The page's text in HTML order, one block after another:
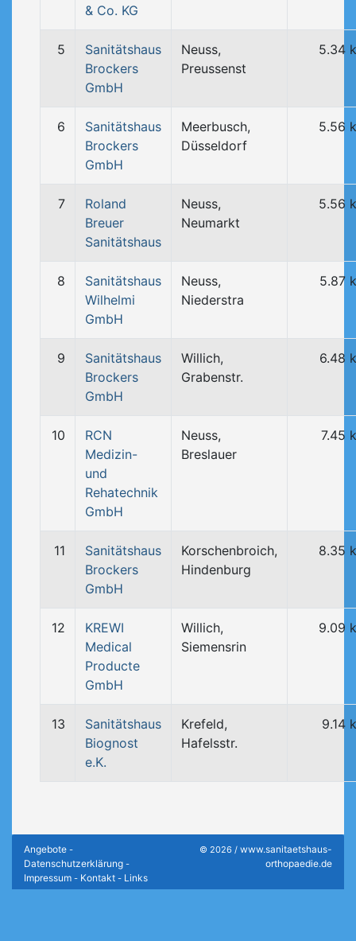
& Co. KG
5
Sanitätshaus
Brockers
GmbH
Neuss,
Preussenst
5.34
6
Sanitätshaus
Brockers
GmbH
Meerbusch,
Düsseldorf
5.56
7
Roland
Breuer
Sanitätshaus
Neuss,
Neumarkt
5.56
8
Sanitätshaus
Wilhelmi
GmbH
Neuss,
Niederstra
5.87
9
Sanitätshaus
Brockers
GmbH
Willich,
Grabenstr.
6.48
10
RCN
Medizin-
und
Rehatechnik
GmbH
Neuss,
Breslauer
7.45
11
Sanitätshaus
Brockers
GmbH
Korschenbroich,
Hindenburg
8.35
12
KREWI
Medical
Producte
GmbH
Willich,
Siemensrin
9.09
13
Sanitätshaus
Biognost
e.K.
Krefeld,
Hafelsstr.
9.14
Angebote -
Datenschutzerklärung -
Impressum - Kontakt - Links
© 2026 / www.sanitaetshaus-
orthopaedie.de